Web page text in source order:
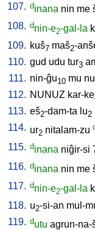
107. dinana nin me
108. dnin-e2-gal-la
109. kuš7 maš2-
110. gud udu tur3
111. nin-ĝu10 mu
112. NUNUZ kar-ke
113. eš2-dam-ta lu2
114. ur2 nitalam-zu
115. dinana niĝir-si
116. dinana nin me
117. dnin-e2-gal-la
118. u2-si-an mul-
119. dutu agrun-na-